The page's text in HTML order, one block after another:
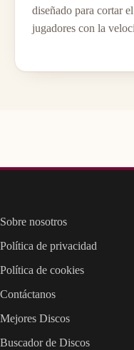
diseñado para cortar
jugadores con la
Sobre nosotros
Política de privacidad
Política de cookies
Contáctanos
Mejores Discos
Buscador de Discos